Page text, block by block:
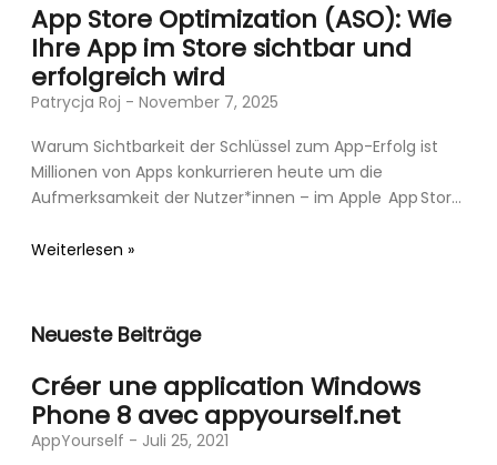
App Store Optimization (ASO): Wie
Ihre App im Store sichtbar und
erfolgreich wird
Patrycja Roj
November 7, 2025
Warum Sichtbarkeit der Schlüssel zum App-Erfolg ist
Millionen von Apps konkurrieren heute um die
Aufmerksamkeit der Nutzer*innen – im Apple App Store
Weiterlesen »
Neueste Beiträge
Créer une application Windows
Phone 8 avec appyourself.net
AppYourself
Juli 25, 2021